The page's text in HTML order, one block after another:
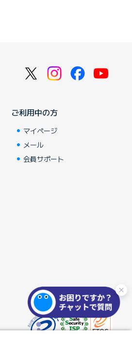
ご利用中の方
マイページ
メール
会員サポート